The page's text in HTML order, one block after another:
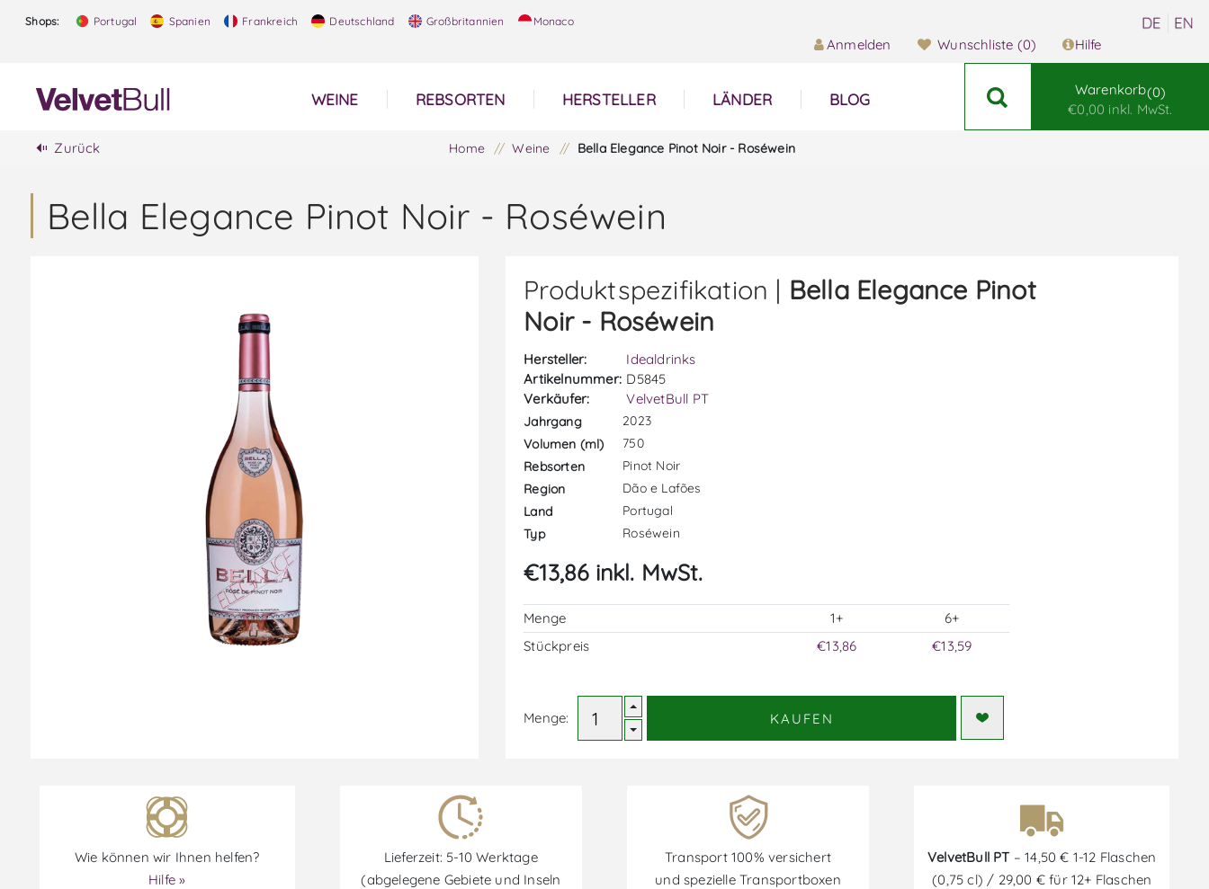
Shops: Portugal Spanien Frankreich Deutschland Großbritannien Monaco
Anmelden Wunschliste (0) Hilfe
WEINE REBSORTEN HERSTELLER LÄNDER BLOG
Warenkorb 0
€0,00 inkl. MwSt.
Zurück Home / Weine / Bella Elegance Pinot Noir - Roséwein
Bella Elegance Pinot Noir - Roséwein
Produktspezifikation | Bella Elegance Pinot
Noir - Roséwein
Hersteller:
Idealdrinks
Artikelnummer: D5845
Verkäufer:
VelvetBull PT
Jahrgang
2023
Volumen (ml)
750
Rebsorten
Pinot Noir
Region
Dão e Lafões
Land
Portugal
Typ
Roséwein
€13,86 inkl. MwSt.
Menge 1+
6+
Stückpreis
€13,86 €13,59
Menge: KAUFEN
Wie können wir Ihnen helfen?
Hilfe »
Lieferzeit: 5-10 Werktage
(abgelegene Gebiete und Inseln
Transport 100% versichert
und spezielle Transportboxen
VelvetBull PT – 14,50 € 1-12 Flaschen
(0,75 cl) / 29,00 € für 12+ Flaschen